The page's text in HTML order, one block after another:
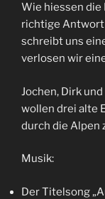
Wie hiessen die
richtige Antwort
schreibt uns
verlosen wir
Jochen, Dirk
wollen drei alte
durch die Alpen
Musik:
Der Titelsong